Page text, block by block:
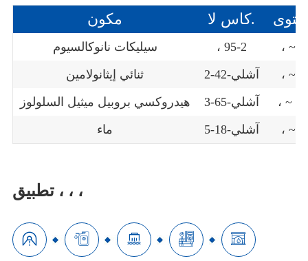
مكون كاس لا.
سيليكات نانوكالسيوم ، 95-2
ثنائي إيثانولامين
آشلي-42-2
هيدروكسي بروبيل ميثيل السلولوز
آشلي-65-3
ماء
آشلي-18-5
تطبيق ، ، ،
    